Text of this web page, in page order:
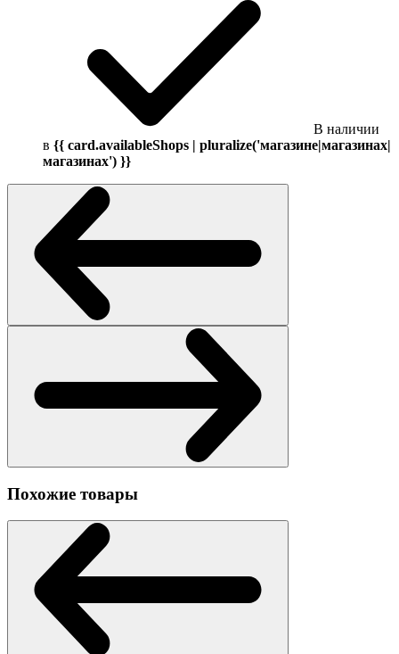
В наличии
в {{ card.availableShops | pluralize('магазине|магазинах|
магазинах') }}
Похожие товары